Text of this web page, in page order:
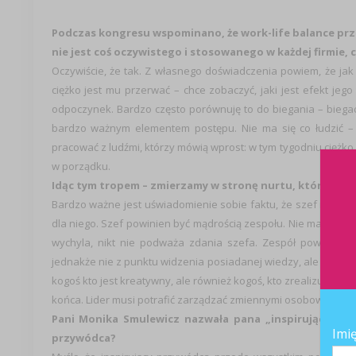
Podczas kongresu wspominano, że work-life balance
nie jest coś oczywistego i stosowanego w każdej firmie,
Oczywiście, że tak. Z własnego doświadczenia powiem, że
ciężko jest mu przerwać – chce zobaczyć, jaki jest efekt
odpoczynek. Bardzo często porównuję to do biegania –
bardzo ważnym elementem postępu. Nie ma się co
pracować z ludźmi, którzy mówią wprost: w tym tygodniu
w porządku.
Idąc tym tropem – zmierzamy w stronę nurtu, który
Bardzo ważne jest uświadomienie sobie faktu, że szef nie
dla niego. Szef powinien być mądrością zespołu. Nie ma nic
wychyla, nikt nie podważa zdania szefa. Zespół powinien
jednakże nie z punktu widzenia posiadanej wiedzy, ale na
kogoś kto jest kreatywny, ale również kogoś, kto zrealizuje
końca. Lider musi potrafić zarządzać zmiennymi
Pani Monika Smulewicz nazwała pana „inspirującym
przywódca?